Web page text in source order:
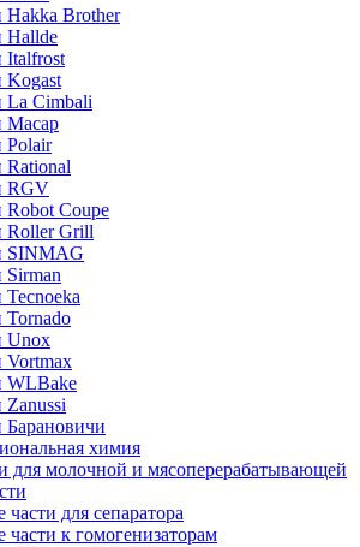
Hakka Brother
Hallde
Italfrost
Kogast
La Cimbali
Macap
Polair
Rational
RGV
Robot Coupe
Roller Grill
SINMAG
Sirman
Tecnoeka
Tornado
Unox
Vortmax
WLBake
Zanussi
Барановичи
химия
для молочной и мясоперерабатывающей
части для сепаратора
части к гомогенизаторам